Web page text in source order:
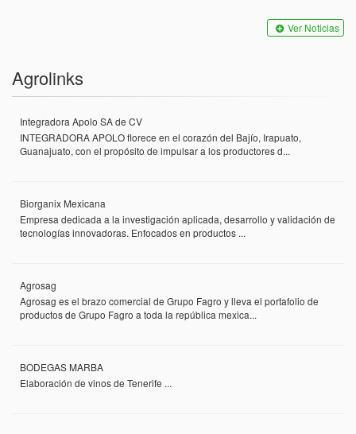
Ver Noticias
Agrolinks
Integradora Apolo SA de CV
INTEGRADORA APOLO florece en el corazón del Bajío, Irapuato,
Guanajuato, con el propósito de impulsar a los productores d...
Biorganix Mexicana
Empresa dedicada a la investigación aplicada, desarrollo y validación de
tecnologías innovadoras. Enfocados en productos ...
Agrosag
Agrosag es el brazo comercial de Grupo Fagro y lleva el portafolio de
productos de Grupo Fagro a toda la república mexica...
BODEGAS MARBA
Elaboración de vinos de Tenerife ...